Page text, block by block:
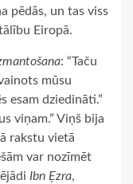
pēdās, un tas viss
Eiropā.
: “Taču
mūsu
esam dziedināti.”
viņam.” Viņš bija
rakstu vietā
var nozīmēt
Ibn Ẹzra,